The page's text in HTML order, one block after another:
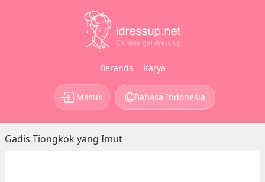
Beranda Karya
Masuk Bahasa Indonesia
Gadis Tiongkok yang Imut